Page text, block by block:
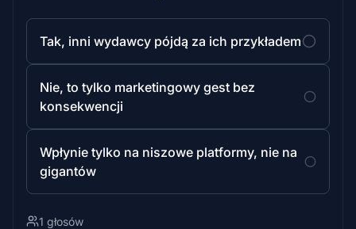
Tak, inni wydawcy pójdą za ich przykładem
Nie, to tylko marketingowy gest bez
konsekwencji
Wpłynie tylko na niszowe platformy, nie na
gigantów
1 głosów